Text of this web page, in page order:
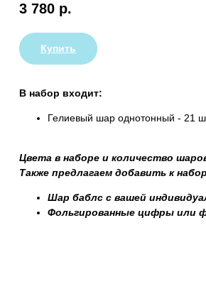
3 780 р.
Купить
В набор входит:
Гелиевый шар однотонный - 21
Цвета в наборе и количество
Также предлагаем добавить к
Шар баблс с вашей
Фольгированные цифры или